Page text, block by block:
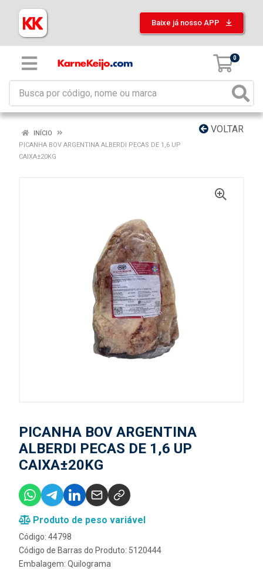
Baixe já nosso APP
0
VOLTAR
INÍCIO
PICANHA BOV ARGENTINA ALBERDI PECAS DE 1,6 UP
CAIXA±20KG
PICANHA BOV ARGENTINA
ALBERDI PECAS DE 1,6 UP
CAIXA±20KG
Produto de peso variável
Código: 44798
Código de Barras do Produto: 5120444
Embalagem: Quilograma